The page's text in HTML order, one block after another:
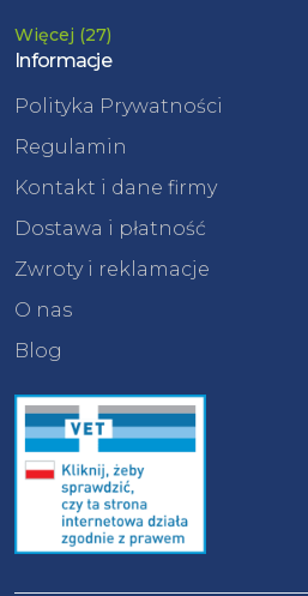
Więcej (27)
Informacje
Polityka Prywatności
Regulamin
Kontakt i dane firmy
Dostawa i płatność
Zwroty i reklamacje
O nas
Blog